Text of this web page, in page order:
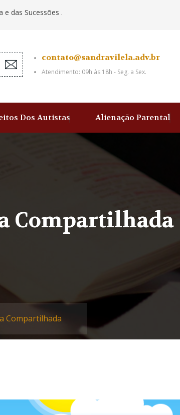
e das Sucessões .
contato@sandravilela.adv.br
Atendimento: 09h às 18h - Seg. a Sex.
Dos Autistas Alienação Parental
Compartilhada
Compartilhada